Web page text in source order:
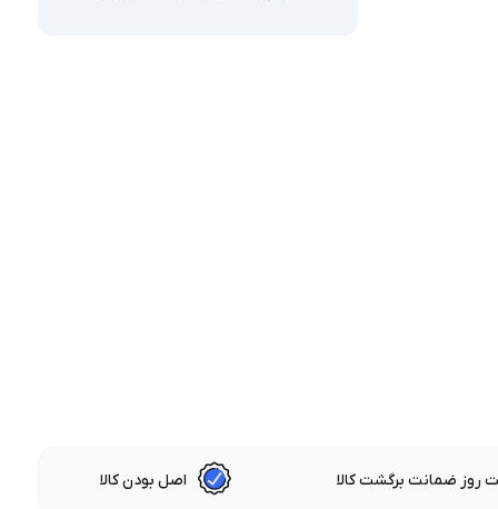
روز ضمانت برگشت کالا اصل بودن کالا